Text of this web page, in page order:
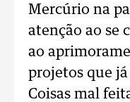
Mercúrio na
atenção ao se
ao
projetos que
Coisas mal